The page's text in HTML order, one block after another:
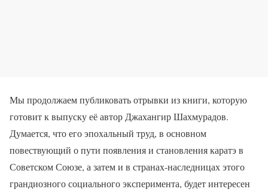
Мы продолжаем публиковать отрывки из книги, которую
готовит к выпуску её автор Джахангир Шахмурадов.
Думается, что его эпохальный труд, в основном
повествующий о пути появления и становления каратэ в
Советском Союзе, а затем и в странах-наследницах этого
грандиозного социального эксперимента, будет интересен